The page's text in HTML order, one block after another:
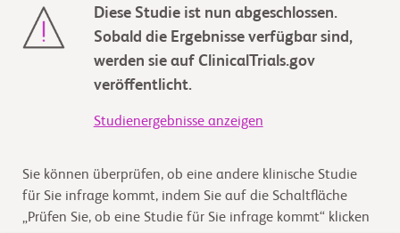
Diese Studie ist nun abgeschlossen.
Sobald die Ergebnisse verfügbar sind,
werden sie auf ClinicalTrials.gov
veröffentlicht.
Studienergebnisse anzeigen
Sie können überprüfen, ob eine andere klinische Studie
für Sie infrage kommt, indem Sie auf die Schaltfläche
„Prüfen Sie, ob eine Studie für Sie infrage kommt“ klicken